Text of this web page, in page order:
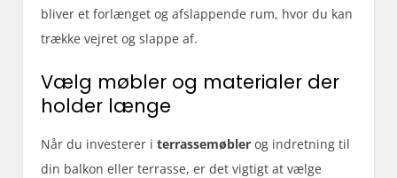
bliver et forlænget og afslappende rum, hvor du kan
trække vejret og slappe af.
Vælg møbler og materialer der
holder længe
Når du investerer iterrassemøbler og indretning til
din balkon eller terrasse, er det vigtigt at vælge